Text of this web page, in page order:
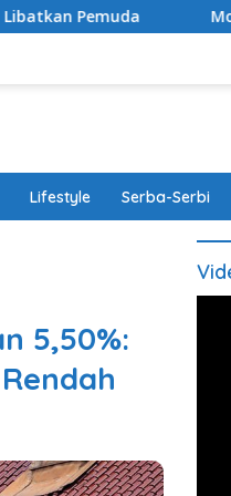
Modus Bawa Anak,
Lifestyle Serba-Serbi
5,50%: